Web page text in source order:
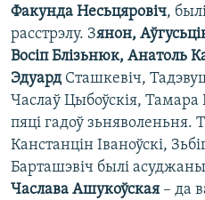
Факунда Несьцяровіч,
расстрэлу. Зянон,
Восіп Блізьнюк, Анатоль
ЭдуардСташкевіч,
Часлаў Цыбоўскія,
пяці гадоў
Канстанцін Іваноўскі,
Барташэвіч былі
Часлава Ашукоўская – да